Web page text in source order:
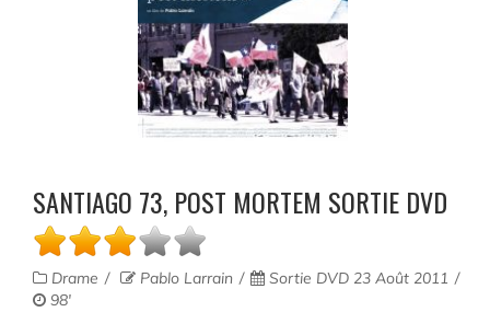
SANTIAGO 73, POST MORTEM SORTIE DVD
Drame Pablo Larrain
Sortie DVD 23 Août 2011
98'